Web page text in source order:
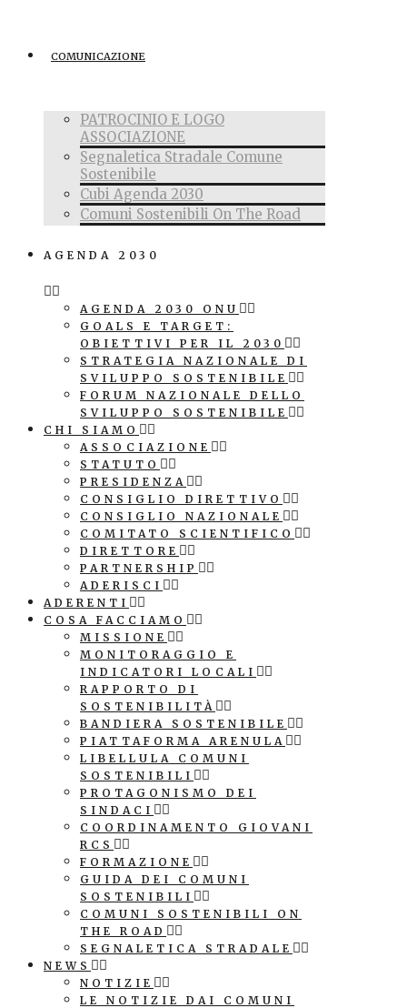
COMUNICAZIONE
PATROCINIO E LOGO
ASSOCIAZIONE
Segnaletica Stradale Comune
Sostenibile
Cubi Agenda 2030
Comuni Sostenibili On The Road
AGENDA 2030
AGENDA 2030 ONU
GOALS E TARGET:
OBIETTIVI PER IL 2030
STRATEGIA NAZIONALE DI
SVILUPPO SOSTENIBILE
FORUM NAZIONALE DELLO
SVILUPPO SOSTENIBILE
CHI SIAMO
ASSOCIAZIONE
STATUTO
PRESIDENZA
CONSIGLIO DIRETTIVO
CONSIGLIO NAZIONALE
COMITATO SCIENTIFICO
DIRETTORE
PARTNERSHIP
ADERISCI
ADERENTI
COSA FACCIAMO
MISSIONE
MONITORAGGIO E
INDICATORI LOCALI
RAPPORTO DI
SOSTENIBILITÀ
BANDIERA SOSTENIBILE
PIATTAFORMA ARENULA
LIBELLULA COMUNI
SOSTENIBILI
PROTAGONISMO DEI
SINDACI
COORDINAMENTO GIOVANI
RCS
FORMAZIONE
GUIDA DEI COMUNI
SOSTENIBILI
COMUNI SOSTENIBILI ON
THE ROAD
SEGNALETICA STRADALE
NEWS
NOTIZIE
LE NOTIZIE DAI COMUNI